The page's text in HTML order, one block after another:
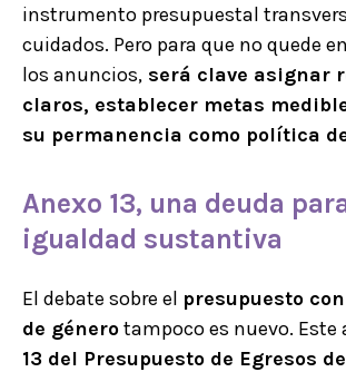
instrumento presupuestal
cuidados. Pero para que no quede
los anuncios, será clave asignar
claros, establecer metas
su permanencia como política
Anexo 13, una deuda
igualdad sustantiva
El debate sobre el presupuesto
de génerotampoco es nuevo. Este
13 del Presupuesto de Egresos